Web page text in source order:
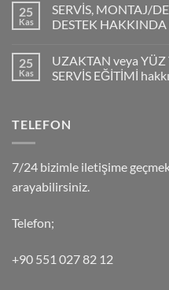
25
Kas
SERVİS, MONTAJ/
DESTEK
25
Kas
UZAKTAN veya YÜZ
SERVİS EĞİTİMİ
TELEFON
7/24 bizimle iletişime
arayabilirsiniz.
Telefon;
+90 551 027 82 12